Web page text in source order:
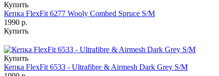
Купить
Кепка FlexFit 6277 Wooly Combed Spruce S/M
1990 р.
Купить
Купить
Кепка FlexFit 6533 - Ultrafibre & Airmesh Dark Grey S/M